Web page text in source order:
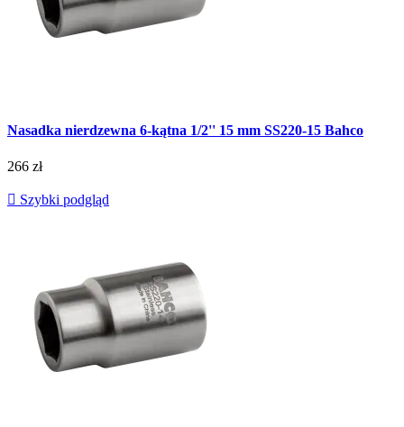
Nasadka nierdzewna 6-kątna 1/2'' 15 mm SS220-15 Bahco
266 zł
 Szybki podgląd